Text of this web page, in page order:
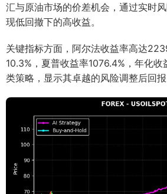
汇与原油市场的价差机会，通过实时
现低回撤下的高收益。
关键指标方面，阿尔法收益率高达
10.3%，夏普收益率1076.4%，年化
类策略，显示其卓越的风险调整后回报